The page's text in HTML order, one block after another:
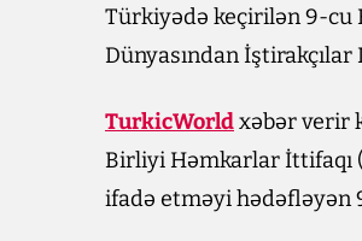
Türkiyədə keçirilən 9-cu
Dünyasından İştirakçılar
TurkicWorldxəbər verir
Birliyi Həmkarlar İttifaqı
ifadə etməyi hədəfləyən